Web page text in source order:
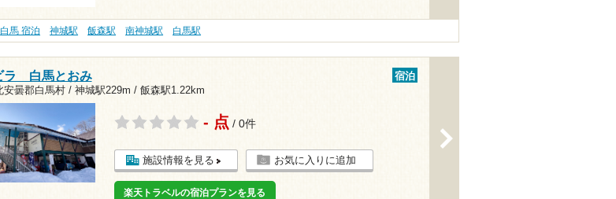
白馬 宿泊 神城駅 飯森駅 南神城駅 白馬駅
ラ 白馬とおみ
安曇郡白馬村 / 神城駅229m / 飯森駅1.22km
宿泊
- 点 / 0件
施設情報を見る お気に入りに追加
楽天トラベルの宿泊プランを見る